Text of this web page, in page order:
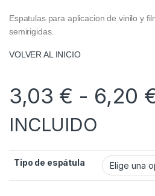
Espatulas para aplicacion de vinilo y
semirigidas.
VOLVER AL INICIO
3,03 € - 6,20
INCLUIDO
Tipo de espátula